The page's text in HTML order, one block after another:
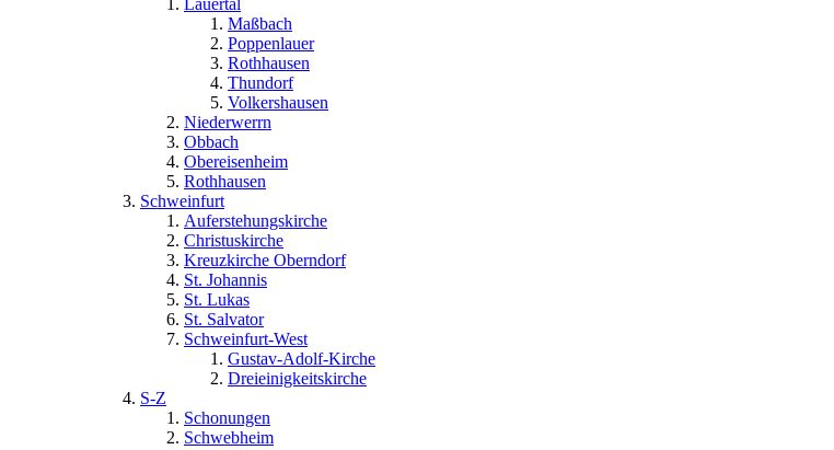
Lauertal
Maßbach
Poppenlauer
Rothhausen
Thundorf
Volkershausen
Niederwerrn
Obbach
Obereisenheim
Rothhausen
Schweinfurt
Auferstehungskirche
Christuskirche
Kreuzkirche Oberndorf
St. Johannis
St. Lukas
St. Salvator
Schweinfurt-West
Gustav-Adolf-Kirche
Dreieinigkeitskirche
S-Z
Schonungen
Schwebheim